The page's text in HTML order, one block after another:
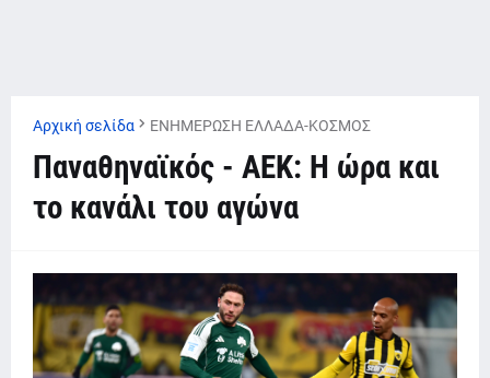
Αρχική σελίδα ΕΝΗΜΕΡΩΣΗ ΕΛΛΑΔΑ-ΚΟΣΜΟΣ
Παναθηναϊκός - ΑΕΚ: Η ώρα και
το κανάλι του αγώνα